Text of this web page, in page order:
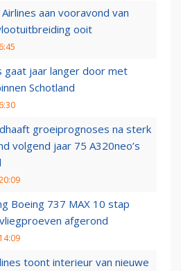
Airlines aan vooravond van
ooit
gaat jaar langer door met
Schotland
groeiprognoses na sterk
volgend jaar 75 A320neo’s
Boeing 737 MAX 10 stap
afgerond
toont interieur van nieuwe